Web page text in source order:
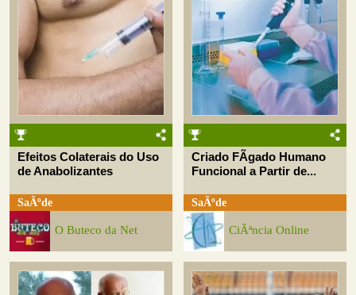
Efeitos Colaterais do Uso
de Anabolizantes
SaÃºde
O Buteco da Net
Criado FÃ­gado Humano
Funcional a Partir de...
SaÃºde
CiÃªncia Online